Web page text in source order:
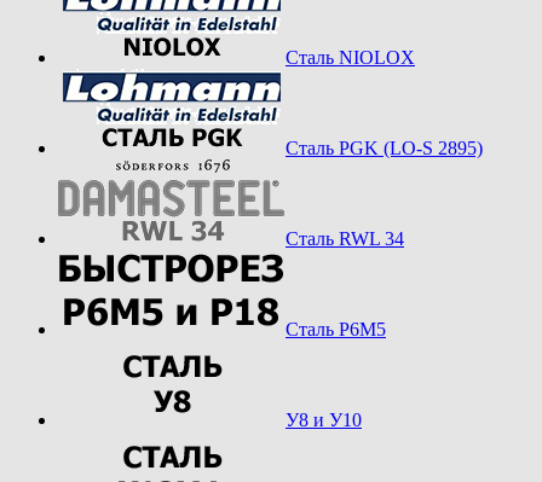
Сталь NIOLOX
Сталь PGK (LO-S 2895)
Сталь RWL 34
Сталь Р6М5
У8 и У10